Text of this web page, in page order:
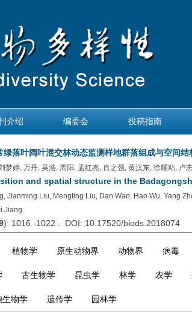
介绍 编委会 投稿指南
落叶阔叶混交林动态监测样地群落组成与空间结
梦婷, 万丹, 吴浩, 周阳, 孟红杰, 肖之强, 黄汉东, 徐耀粘, 卢
and spatial structure in the
Jianming Liu, Mengting Liu, Dan Wan, Hao Wu, Yang
Jiang
): 1016 -1022 . DOI: 10.17520/biods.2018074
植物学 原生动物界 动物界 病毒
古生物学 昆虫学 林学 农学
生物学 遗传学 园林学